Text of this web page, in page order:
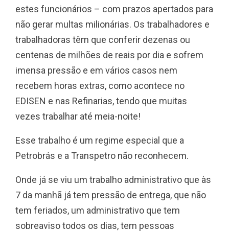
estes funcionários – com prazos apertados para
não gerar multas milionárias. Os trabalhadores e
trabalhadoras têm que conferir dezenas ou
centenas de milhões de reais por dia e sofrem
imensa pressão e em vários casos nem
recebem horas extras, como acontece no
EDISEN e nas Refinarias, tendo que muitas
vezes trabalhar até meia-noite!
Esse trabalho é um regime especial que a
Petrobrás e a Transpetro não reconhecem.
Onde já se viu um trabalho administrativo que às
7 da manhã já tem pressão de entrega, que não
tem feriados, um administrativo que tem
sobreaviso todos os dias, tem pessoas